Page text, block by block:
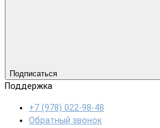
Подписаться
Поддержка
+7 (978) 022-98-48
Обратный звонок